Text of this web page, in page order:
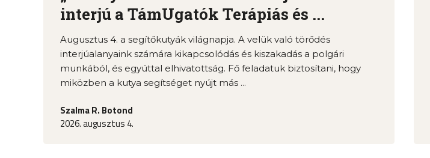
interjú a TámUgatók Terápiás és ...
Augusztus 4. a segítőkutyák világnapja. A velük való törődés
interjúalanyaink számára kikapcsolódás és kiszakadás a polgári
munkából, és egyúttal elhivatottság. Fő feladatuk biztosítani, hogy
miközben a kutya segítséget nyújt más ...
Szalma R. Botond
2026. augusztus 4.